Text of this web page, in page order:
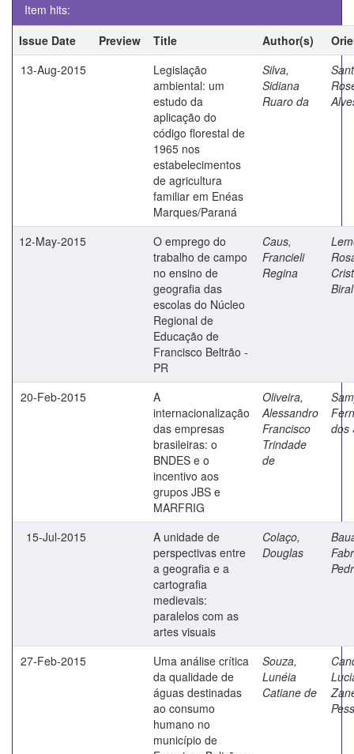
Item hits:
Issue Date
Preview Title Author(s)
13-Aug-2015
Legislação
ambiental: um
estudo da
aplicação do
código florestal de
1965 nos
estabelecimentos
de agricultura
familiar em Enéas
Marques/Paraná
Silva,
Sidiana
Ruaro da
12-May-2015
O emprego do
trabalho de campo
no ensino de
geografia das
escolas do Núcleo
Regional de
Educação de
Francisco Beltrão -
PR
Caus,
Francieli
Regina
Biral
20-Feb-2015
A
internacionalização
das empresas
brasileiras: o
BNDES e o
incentivo aos
grupos JBS e
MARFRIG
Oliveira,
Alessandro
Francisco
Trindade
de
dos
15-Jul-2015
A unidade de
perspectivas entre
a geografia e a
cartografia
medievais:
paralelos com as
artes visuais
Colaço,
Douglas
27-Feb-2015
Uma análise crítica
da qualidade de
águas destinadas
ao consumo
humano no
município de
Souza,
Lunéia
Catiane de